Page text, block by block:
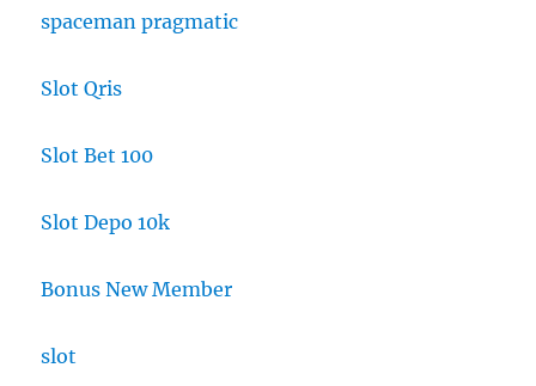
spaceman pragmatic
Slot Qris
Slot Bet 100
Slot Depo 10k
Bonus New Member
slot